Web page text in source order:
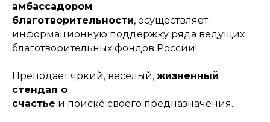
амбассадором
благотворительности, осуществляет
информационную поддержку ряда ведущих
благотворительных фондов России!
Преподаёт яркий, веселый, жизненный
стендап о
счастье и поиске своего предназначения.